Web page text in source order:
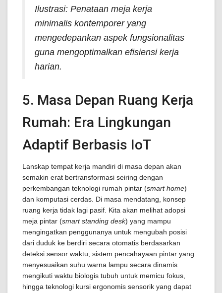
Ilustrasi: Penataan meja kerja
minimalis kontemporer yang
mengedepankan aspek fungsionalitas
guna mengoptimalkan efisiensi kerja
harian.
5. Masa Depan Ruang Kerja
Rumah: Era Lingkungan
Adaptif Berbasis IoT
Lanskap tempat kerja mandiri di masa depan akan
semakin erat bertransformasi seiring dengan
perkembangan teknologi rumah pintar (smart home)
dan komputasi cerdas. Di masa mendatang, konsep
ruang kerja tidak lagi pasif. Kita akan melihat adopsi
meja pintar (smart standing desk) yang mampu
mengingatkan penggunanya untuk mengubah posisi
dari duduk ke berdiri secara otomatis berdasarkan
deteksi sensor waktu, sistem pencahayaan pintar yang
menyesuaikan suhu warna lampu secara dinamis
mengikuti waktu biologis tubuh untuk memicu fokus,
hingga teknologi kursi ergonomis sensorik yang dapat